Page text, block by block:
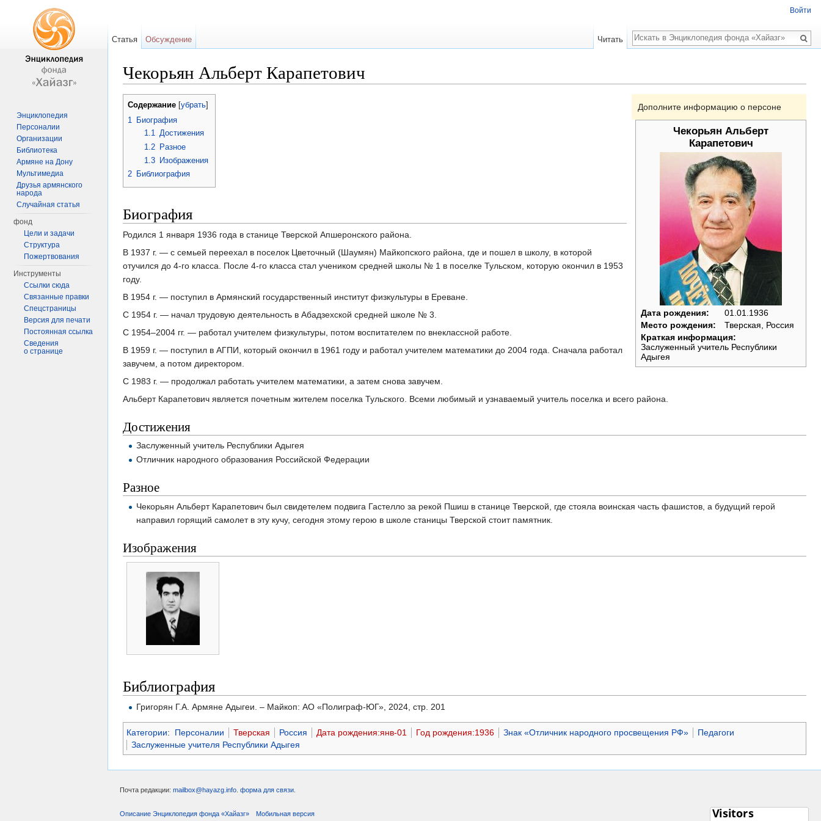
Чекорьян Альберт Карапетович
Дополните информацию о персоне
Чекорьян Альберт
Карапетович
Дата рождения:
01.01.1936
Место рождения:
Тверская, Россия
Краткая информация:
Заслуженный учитель Республики
Адыгея
Содержание убрать
1 Биография
1.1 Достижения
1.2
Разное
1.3
Изображения
2 Библиография
Биография
Родился 1 января 1936 года в станице Тверской Апшеронского района.
В 1937 г. — с семьей переехал в поселок Цветочный (Шаумян) Майкопского района, где и пошел в школу, в которой
отучился до 4-го класса. После 4-го класса стал учеником средней школы № 1 в поселке Тульском, которую окончил в 1953
году.
В 1954 г. — поступил в Армянский государственный институт физкультуры в Ереване.
С 1954 г. — начал трудовую деятельность в Абадзехской средней школе № 3.
С 1954–2004 гг. — работал учителем физкультуры, потом воспитателем по внеклассной работе.
В 1959 г. — поступил в АГПИ, который окончил в 1961 году и работал учителем математики до 2004 года. Сначала работал
завучем, а потом директором.
С 1983 г. — продолжал работать учителем математики, а затем снова завучем.
Альберт Карапетович является почетным жителем поселка Тульского. Всеми любимый и узнаваемый учитель поселка и всего района.
Достижения
Заслуженный учитель Республики Адыгея
Отличник народного образования Российской Федерации
Разное
Чекорьян Альберт Карапетович был свидетелем подвига Гастелло за рекой Пшиш в станице Тверской, где стояла воинская часть фашистов, а будущий герой
направил горящий самолет в эту кучу, сегодня этому герою в школе станицы Тверской стоит памятник.
Изображения
Библиография
Григорян Г.А. Армяне Адыгеи. – Майкоп: АО «Полиграф-ЮГ», 2024, стр. 201
Категории: Персоналии Тверская Россия Дата рождения:янв-01 Год рождения:1936 Знак «Отличник народного просвещения РФ»
Педагоги
Заслуженные учителя Республики Адыгея
Войти
Статья Обсуждение Читать
Поиск
Энциклопедия
Персоналии
Организации
Библиотека
Армяне на Дону
Мультимедиа
Друзья армянского
народа
Случайная статья
фонд
Цели и задачи
Структура
Пожертвования
Инструменты
Ссылки сюда
Связанные правки
Спецстраницы
Версия для печати
Постоянная ссылка
Сведения
о странице
Почта редакции: mailbox@hayazg.info форма для связи
Описание Энциклопедия фонда «Хайазг» Мобильная версия